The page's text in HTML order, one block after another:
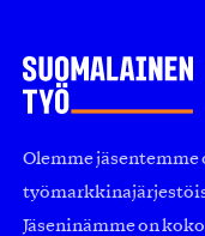
Olemme
Jäseninämme on